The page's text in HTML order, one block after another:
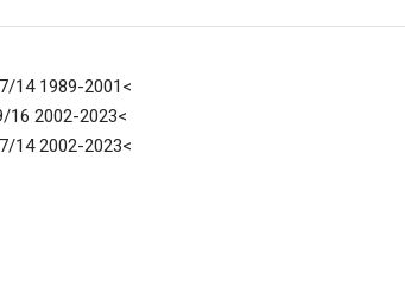
14 1989-2001<
16 2002-2023<
14 2002-2023<